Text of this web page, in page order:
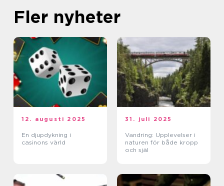
Fler nyheter
12. augusti 2025
En djupdykning i
casinons värld
31. juli 2025
Vandring: Upplevelser i
naturen för både kropp
och själ